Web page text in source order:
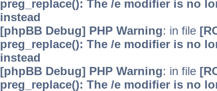
preg_replace(): The /e modifier is no
instead
[phpBB Debug] PHP Warning: in file
preg_replace(): The /e modifier is no
instead
[phpBB Debug] PHP Warning: in file
preg_replace(): The /e modifier is no